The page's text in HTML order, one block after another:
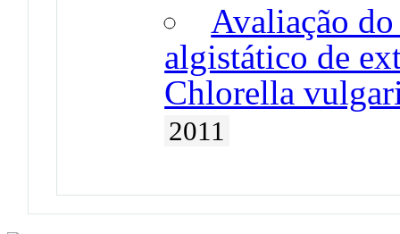
Avaliação
algistático de
Chlorella
2011